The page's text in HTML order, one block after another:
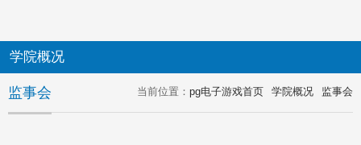
学院概况
当前位置： pg电子游戏首页 学院概况 监事会
监事会